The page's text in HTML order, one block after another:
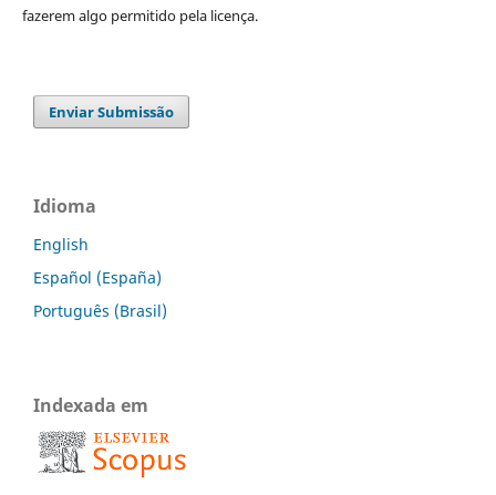
fazerem algo permitido pela licença.
Enviar Submissão
Idioma
English
Español (España)
Português (Brasil)
Indexada em